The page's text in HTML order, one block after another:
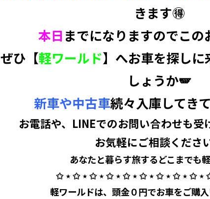
きます🉐
本日 までになりますのでこの
ぜひ【軽ワールド】へお車を探しに
しょうか🪽
新車や中古車続々入庫してき
お電話や、LINEでのお問い合わせも受
お気軽にご相談くださ
あなたと暮らす旅するどこまでも軽
✩ ⋆ ✩ ⋆ ✩ ⋆ ✩ ⋆ ✩ ⋆ ✩ ⋆ ✩ ⋆ ✩ ⋆ ✩ ⋆
軽ワールドは、頭金０円でお車をご購